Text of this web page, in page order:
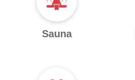
Sauna